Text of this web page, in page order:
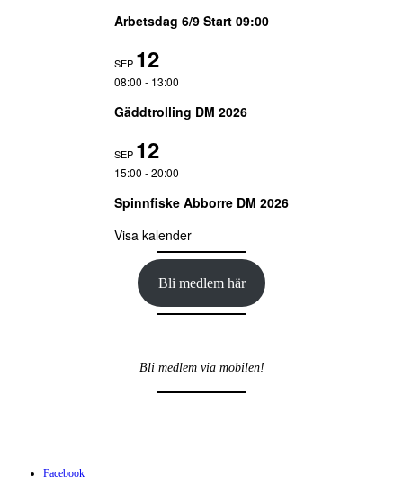
Arbetsdag 6/9 Start 09:00
SEP 12
08:00 - 13:00
Gäddtrolling DM 2026
SEP 12
15:00 -20:00
Spinnfiske Abborre DM 2026
Visa kalender
Bli medlem här
Bli medlem via mobilen!
Facebook